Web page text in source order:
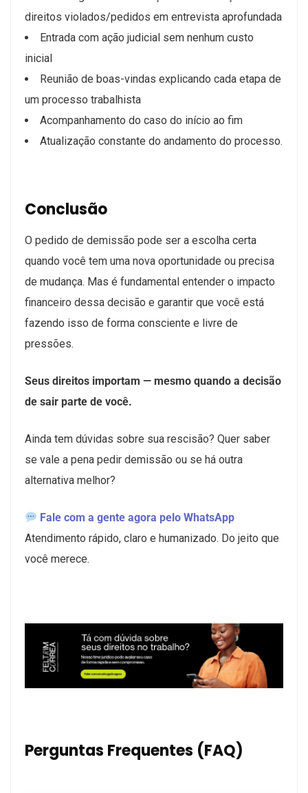
direitos violados/pedidos em entrevista aprofundada
Entrada com ação judicial sem nenhum custo
inicial
Reunião de boas-vindas explicando cada etapa de
um processo trabalhista
Acompanhamento do caso do início ao fim
Atualização constante do andamento do processo.
Conclusão
O pedido de demissão pode ser a escolha certa
quando você tem uma nova oportunidade ou precisa
de mudança. Mas é fundamental entender o impacto
financeiro dessa decisão e garantir que você está
fazendo isso de forma consciente e livre de
pressões.
Seus direitos importam — mesmo quando a decisão
de sair parte de você.
Ainda tem dúvidas sobre sua rescisão? Quer saber
se vale a pena pedir demissão ou se há outra
alternativa melhor?
Fale com a gente agora pelo WhatsApp
Atendimento rápido, claro e humanizado. Do jeito que
você merece.
Perguntas Frequentes (FAQ)